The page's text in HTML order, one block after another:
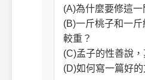
(A)為什麼要修這一
(B)一斤桃子和一
較重？
(C)孟子的性善說，
(D)如何寫一篇好的